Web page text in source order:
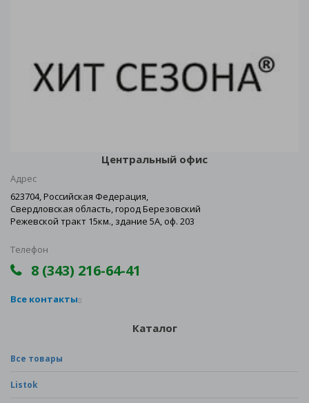
Центральный офис
Адрес
623704, Российская Федерация,
Свердловская область, город Березовский
Режевской тракт 15км., здание 5А, оф. 203
Телефон
8 (343) 216-64-41
Все контакты
Каталог
Все товары
Listok